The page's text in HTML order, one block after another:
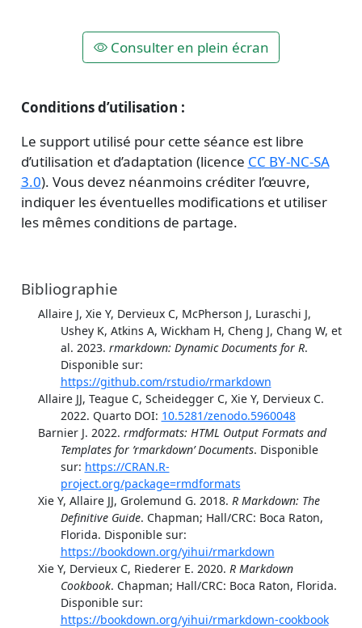
Consulter en plein écran
Conditions d’utilisation :
Le support utilisé pour cette séance est libre
d’utilisation et d’adaptation (licence CC BY-NC-SA
3.0). Vous devez néanmoins créditer l’œuvre,
indiquer les éventuelles modifications et utiliser
les mêmes conditions de partage.
Bibliographie
Allaire J, Xie Y, Dervieux C, McPherson J, Luraschi J,
Ushey K, Atkins A, Wickham H, Cheng J, Chang W, et
al. 2023. rmarkdown: Dynamic Documents for R.
Disponible sur:
https://github.com/rstudio/rmarkdown
Allaire JJ, Teague C, Scheidegger C, Xie Y, Dervieux C.
2022. QuartoDOI: 10.5281/zenodo.5960048
Barnier J. 2022. rmdformats: HTML Output Formats and
Templates for ’rmarkdown’ Documents. Disponible
sur: https://CRAN.R-
project.org/package=rmdformats
Xie Y, Allaire JJ, Grolemund G. 2018. R Markdown: The
Definitive Guide. Chapman; Hall/CRC: Boca Raton,
Florida. Disponible sur:
https://bookdown.org/yihui/rmarkdown
Xie Y, Dervieux C, Riederer E. 2020. R Markdown
Cookbook. Chapman; Hall/CRC: Boca Raton, Florida.
Disponible sur:
https://bookdown.org/yihui/rmarkdown-cookbook